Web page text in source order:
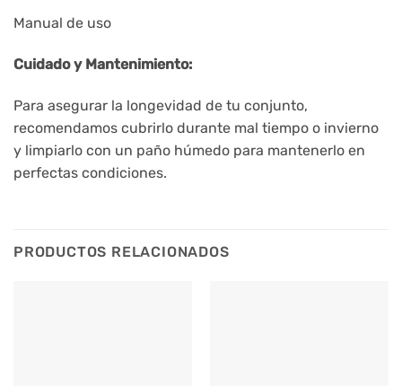
Manual de uso
Cuidado y Mantenimiento:
Para asegurar la longevidad de tu conjunto,
recomendamos cubrirlo durante mal tiempo o invierno
y limpiarlo con un paño húmedo para mantenerlo en
perfectas condiciones.
PRODUCTOS RELACIONADOS